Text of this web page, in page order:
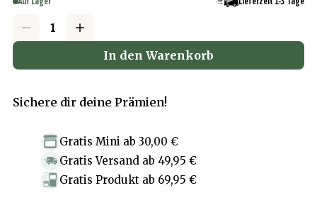
In den Warenkorb
Sichere dir deine Prämien!
Gratis Mini ab 30,00 €
Gratis Versand ab 49,95 €
Gratis Produkt ab 69,95 €